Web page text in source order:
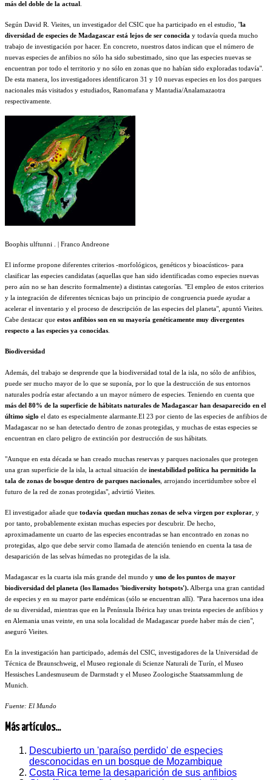
más del doble de la actual
Según David R. Vieites, un investigador del CSIC que ha participado en el estudio, "la
diversidad de especies de Madagascar está lejos de ser conocida y todavía queda mucho
trabajo de investigación por hacer. En concreto, nuestros datos indican que el número de
nuevas especies de anfibios no sólo ha sido subestimado, sino que las especies nuevas se
encuentran por todo el territorio y no sólo en zonas que no habían sido exploradas todavía".
De esta manera, los investigadores identificaron 31 y 10 nuevas especies en los dos parques
nacionales más visitados y estudiados, Ranomafana y Mantadia/Analamazaotra
respectivamente.
Boophis ulftunni . | Franco Andreone
El informe propone diferentes criterios -morfológicos, genéticos y bioacústicos- para
clasificar las especies candidatas (aquellas que han sido identificadas como especies nuevas
pero aún no se han descrito formalmente) a distintas categorías. "El empleo de estos criterios
y la integración de diferentes técnicas bajo un principio de congruencia puede ayudar a
acelerar el inventario y el proceso de descripción de las especies del planeta", apuntó Vieites.
Cabe destacar que estos anfibios son en su mayoría genéticamente muy divergentes
respecto a las especies ya conocidas
Biodiversidad
Además, del trabajo se desprende que la biodiversidad total de la isla, no sólo de anfibios,
puede ser mucho mayor de lo que se suponía, por lo que la destrucción de sus entornos
naturales podría estar afectando a un mayor número de especies. Teniendo en cuenta que
más del 80% de la superficie de hábitats naturales de Madagascar han desaparecido en el
último siglo el dato es especialmente alarmante. El 23 por ciento de las especies de anfibios de
Madagascar no se han detectado dentro de zonas protegidas, y muchas de estas especies se
encuentran en claro peligro de extinción por destrucción de sus hábitats.
"Aunque en esta década se han creado muchas reservas y parques nacionales que protegen
una gran superficie de la isla, la actual situación de inestabilidad política ha permitido la
tala de zonas de bosque dentro de parques nacionales , arrojando incertidumbre sobre el
futuro de la red de zonas protegidas", advirtió Vieites.
El investigador añade que todavía quedan muchas zonas de selva virgen por explorar , y
por tanto, probablemente existan muchas especies por descubrir. De hecho,
aproximadamente un cuarto de las especies encontradas se han encontrado en zonas no
protegidas, algo que debe servir como llamada de atención teniendo en cuenta la tasa de
desaparición de las selvas húmedas no protegidas de la isla.
Madagascar es la cuarta isla más grande del mundo y uno de los puntos de mayor
biodiversidad del planeta (los llamados 'biodiversity hotspots'). Alberga una gran cantidad
de especies y en su mayor parte endémicas (sólo se encuentran allí). "Para hacernos una idea
de su diversidad, mientras que en la Península Ibérica hay unas treinta especies de anfibios y
en Alemania unas veinte, en una sola localidad de Madagascar puede haber más de cien",
aseguró Vieites.
En la investigación han participado, además del CSIC, investigadores de la Universidad de
Técnica de Braunschweig, el Museo regionale di Scienze Naturali de Turín, el Museo
Hessisches Landesmuseum de Darmstadt y el Museo Zoologische Staatssammlung de
Munich.
Fuente: El Mundo
Más artículos...
Descubierto un 'paraíso perdido' de especies
desconocidas en un bosque de Mozambique
Costa Rica teme la desaparición de sus anfibios